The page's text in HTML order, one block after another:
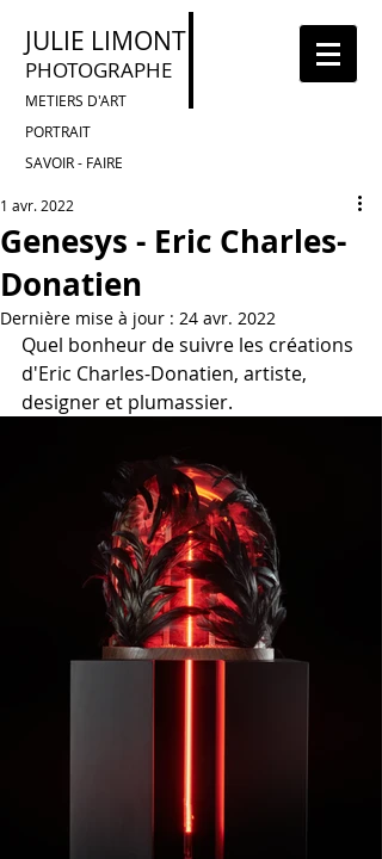
JULIE LIMONT
PHOTOGRAPHE
METIERS D'ART
PORTRAIT
SAVOIR - FAIRE
Genesys - Eric Charles-
Donatien
1 avr. 2022
Dernière mise à jour : 24 avr. 2022
Quel bonheur de suivre les créations
d'Eric Charles-Donatien, artiste,
designer et plumassier.